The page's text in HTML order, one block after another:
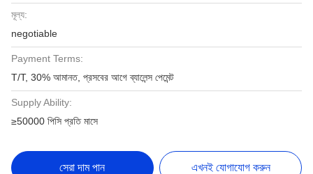
মূল্য:
negotiable
Payment Terms:
T/T, 30% আমানত, প্রসবের আগে ব্যালেন্স পেমেন্ট
Supply Ability:
≥50000 পিসি প্রতি মাসে
সেরা দাম পান এখনই যোগাযোগ করুন